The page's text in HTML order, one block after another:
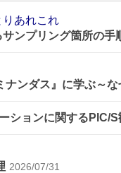
りあれこれ
ンプリング箇所の手
ナンダス』に学ぶ～
ションに関するPIC/
2026/07/31